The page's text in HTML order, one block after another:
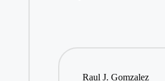
Raul J. Gomzalez